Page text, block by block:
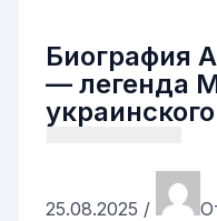
Биография
— легенда
25.08.2025 /